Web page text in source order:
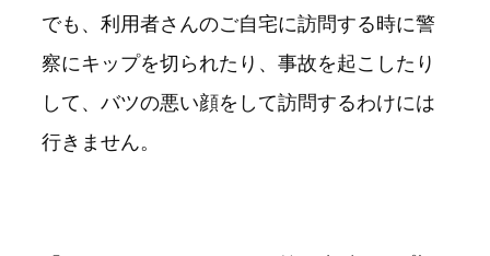
でも、利用者さんのご自宅に訪問する時に警
察にキップを切られたり、事故を起こしたり
して、バツの悪い顔をして訪問するわけには
行きません。